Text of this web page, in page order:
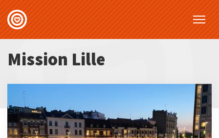
Mission Lille